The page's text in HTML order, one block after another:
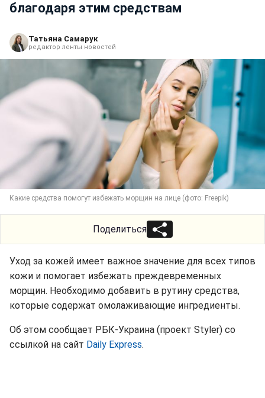
благодаря этим средствам
Татьяна Самарук
редактор ленты новостей
Какие средства помогут избежать морщин на лице (фото: Freepik)
Поделиться
Уход за кожей имеет важное значение для всех типов
кожи и помогает избежать преждевременных
морщин. Необходимо добавить в рутину средства,
которые содержат омолаживающие ингредиенты.
Об этом сообщает РБК-Украина (проект Styler) со
ссылкой на сайт Daily Express.